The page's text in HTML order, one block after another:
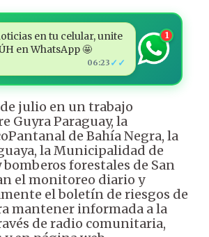
en tu celular, unite
en WhatsApp 🤩
06:23 ✓✓
1
julio en un trabajo
Guyra Paraguay, la
de Bahía Negra, la
la Municipalidad de
bomberos forestales de San
el monitoreo diario y
el boletín de riesgos de
mantener informada a la
de radio comunitaria,